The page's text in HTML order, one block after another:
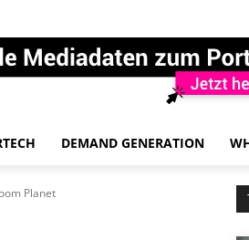
DEMAND GENERATION
Planet